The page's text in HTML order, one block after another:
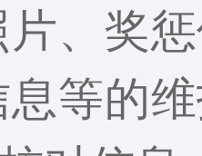
、奖
等的